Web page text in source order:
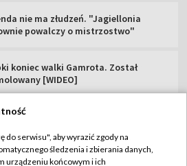
nie ma złudzeń. "Jagiellonia
powalczy o mistrzostwo"
koniec walki Gamrota. Został
[WIDEO]
TVP
do serwisu", aby wyrazić zgody na
śledzenia i zbierania danych,
urządzeniu końcowym i ich